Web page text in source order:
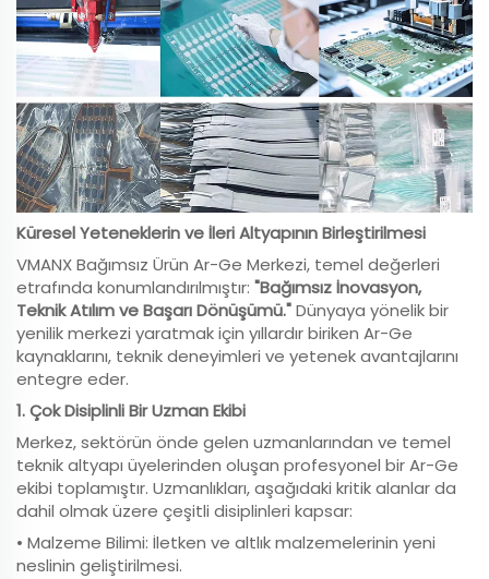
Küresel Yeteneklerin ve İleri Altyapının Birleştirilmesi
VMANX Bağımsız Ürün Ar-Ge Merkezi, temel değerleri
etrafında konumlandırılmıştır: "Bağımsız İnovasyon,
Teknik Atılım ve Başarı Dönüşümü."Dünyaya yönelik bir
yenilik merkezi yaratmak için yıllardır biriken Ar-Ge
kaynaklarını, teknik deneyimleri ve yetenek avantajlarını
entegre eder.
1. Çok Disiplinli Bir Uzman Ekibi
Merkez, sektörün önde gelen uzmanlarından ve temel
teknik altyapı üyelerinden oluşan profesyonel bir Ar-Ge
ekibi toplamıştır. Uzmanlıkları, aşağıdaki kritik alanlar da
dahil olmak üzere çeşitli disiplinleri kapsar:
• Malzeme Bilimi: İletken ve altlık malzemelerinin yeni
neslinin geliştirilmesi.